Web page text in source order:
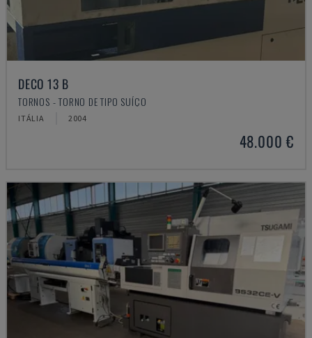
DECO 13 B
TORNOS - TORNO DE TIPO SUÍÇO
ITÁLIA 2004
48.000 €